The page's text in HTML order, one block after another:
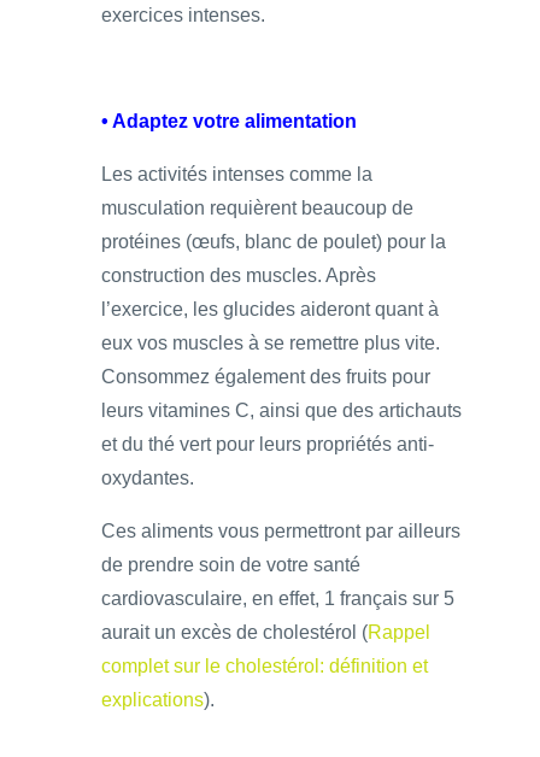
exercices intenses.
• Adaptez votre alimentation
Les activités intenses comme la
musculation requièrent beaucoup de
protéines (œufs, blanc de poulet) pour la
construction des muscles. Après
l’exercice, les glucides aideront quant à
eux vos muscles à se remettre plus vite.
Consommez également des fruits pour
leurs vitamines C, ainsi que des artichauts
et du thé vert pour leurs propriétés anti-
oxydantes.
Ces aliments vous permettront par ailleurs
de prendre soin de votre santé
cardiovasculaire, en effet, 1 français sur 5
aurait un excès de cholestérol (Rappel
complet sur le cholestérol: définition et
explications).